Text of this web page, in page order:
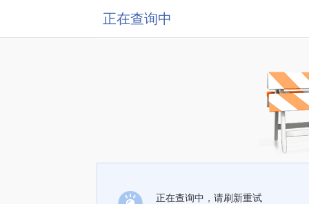
正在查询中
正在查询中，请刷新重试